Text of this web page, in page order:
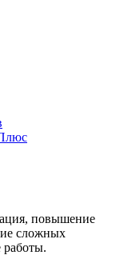
повышение
сложных
работы.